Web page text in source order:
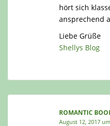
hört sich
ansprechend
Liebe Grüße
Shellys Blog
ROMANTIC
August 12, 2017